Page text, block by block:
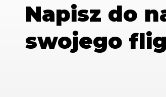
Napisz do
swojego